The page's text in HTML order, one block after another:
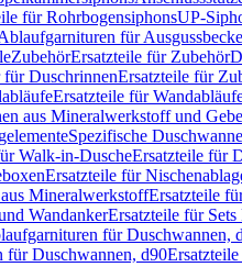
für RohrbogensiphonsUP-
für
ZubehörErsatzteile für Zubehör
für DuschrinnenErsatzteile für
Ersatzteile für
aus Mineralwerkstoff und
Spezifische
Walk-in-DuscheErsatzteile für
Ersatzteile für
MineralwerkstoffErsatzteile
WandankerErsatzteile für Sets
für Duschwannen,
für Duschwannen, d90